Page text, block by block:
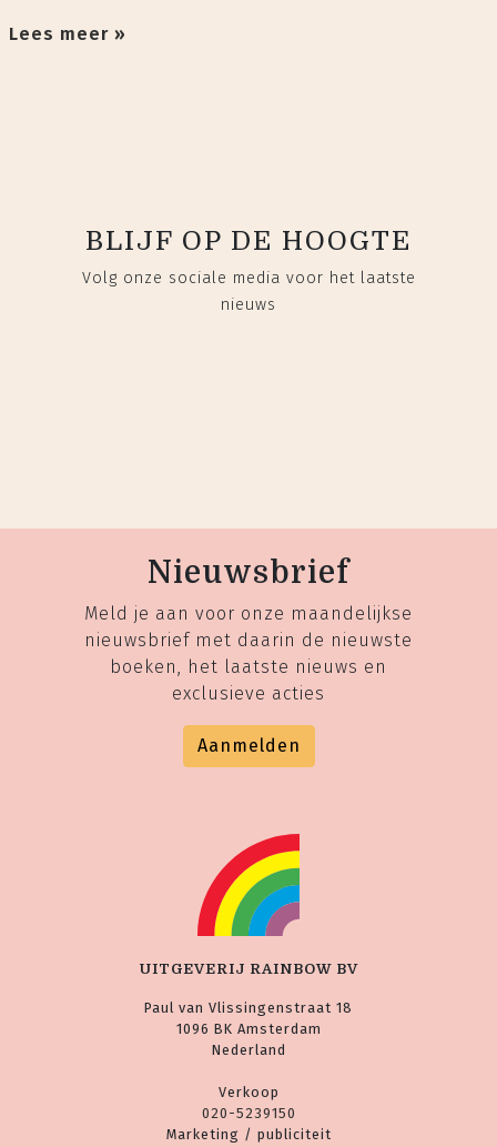
Lees meer »
BLIJF OP DE HOOGTE
Volg onze sociale media voor het laatste
nieuws
Nieuwsbrief
Meld je aan voor onze maandelijkse
nieuwsbrief met daarin de nieuwste
boeken, het laatste nieuws en
exclusieve acties
Aanmelden
UITGEVERIJ RAINBOW BV
Paul van Vlissingenstraat 18
1096 BK Amsterdam
Nederland
Verkoop
020-5239150
Marketing / publiciteit